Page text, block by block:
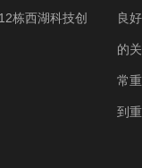
栋西湖科技创 良
的
常
到